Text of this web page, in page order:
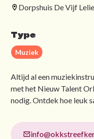
Dorpshuis De Vijf
Type
Muziek
Altijd al een
met het Nieuw Talent
nodig. Ontdek hoe leuk